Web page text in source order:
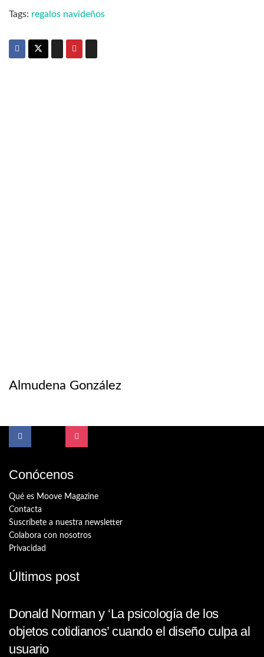
Tags: regalos navideños
Almudena González
Conócenos
Qué es Moove Magazine
Contacta
Suscríbete a nuestra newsletter
Colabora con nosotros
Privacidad
Últimos post
Donald Norman y ‘La psicología de los
objetos cotidianos’ cuando el diseño culpa al
usuario